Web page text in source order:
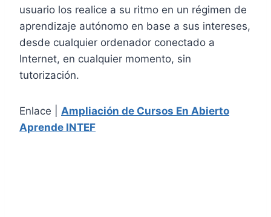
usuario los realice a su ritmo en un régimen de
aprendizaje autónomo en base a sus intereses,
desde cualquier ordenador conectado a
Internet, en cualquier momento, sin
tutorización.
Enlace | Ampliación de Cursos En Abierto
Aprende INTEF